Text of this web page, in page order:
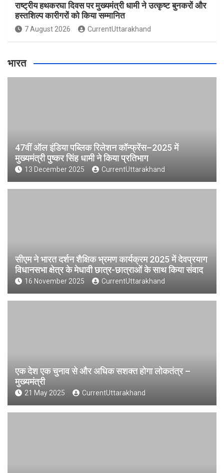
राष्ट्रीय हथकरघा दिवस पर मुख्यमंत्री धामी ने उत्कृष्ट बुनकरों और
हस्तशिल्प कारीगरों को किया सम्मानित
7 August 2026 CurrentUttarakhand
भारत
47वीं ऑल इंडिया पब्लिक रिलेशन कॉन्फ्रेंस–2025 में
मुख्यमंत्री पुष्कर सिंह धामी ने किया प्रतिभाग
13 December 2025 CurrentUttarakhand
सीएम ने भारत दर्शन शैक्षिक भ्रमण कार्यक्रम 2025 में देवप्रयाग
विधानसभा क्षेत्र के मेधावी छात्र-छात्राओं के साथ किया संवाद
16 November 2025 CurrentUttarakhand
एक देश एक चुनाव से और अधिक सशक्त होगा लोकतंत्र –
मुख्यमंत्री
21 May 2025 CurrentUttarakhand